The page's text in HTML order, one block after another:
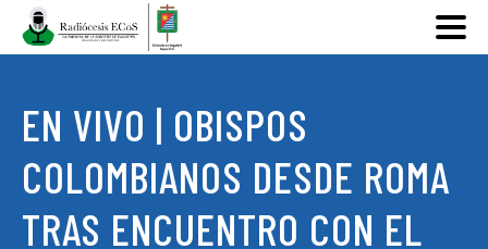
EN VIVO | OBISPOS
COLOMBIANOS DESDE ROMA
TRAS ENCUENTRO CON EL